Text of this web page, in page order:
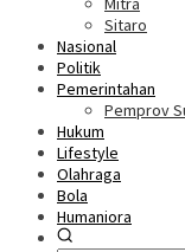
Sitaro
Nasional
Politik
Pemerintahan
Pemprov
Hukum
Lifestyle
Olahraga
Bola
Humaniora